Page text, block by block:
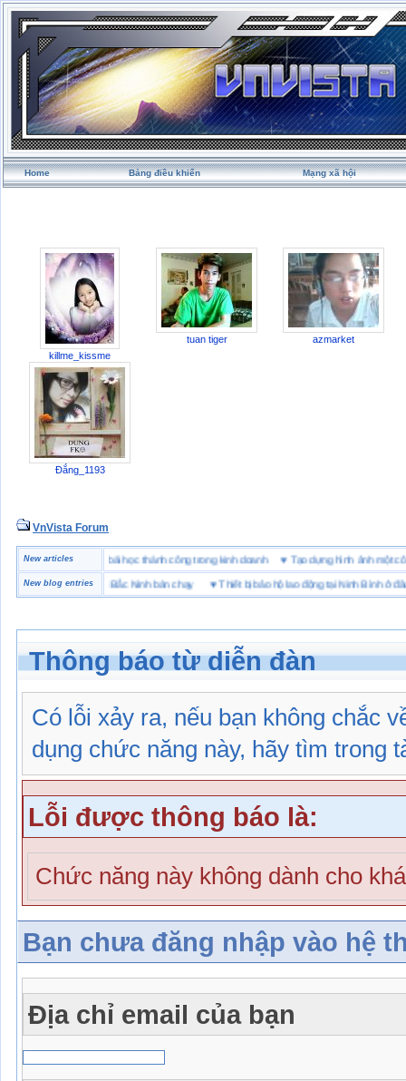
Home Bảng điều khiển Mạng xã hội
killme_kissme
tuan tiger azmarket
Đắng_1193
VnVista Forum
New articles
biệt” của Microsoft ♥4 bài học thành công trong kinh doanh ♥Tạo dựng hình ảnh
New blog entries
giày bảo hộ tại Bắc Ninh bán chạy♥ Thiết bị bảo hộ lao động tại Ninh Bình ở đâu
Thông báo từ diễn đàn
Có lỗi xảy ra, nếu bạn không chắc
dụng chức năng này, hãy tìm trong
Lỗi được thông báo là:
Chức năng này không dành cho
Bạn chưa đăng nhập vào hệ
Địa chỉ email của bạn